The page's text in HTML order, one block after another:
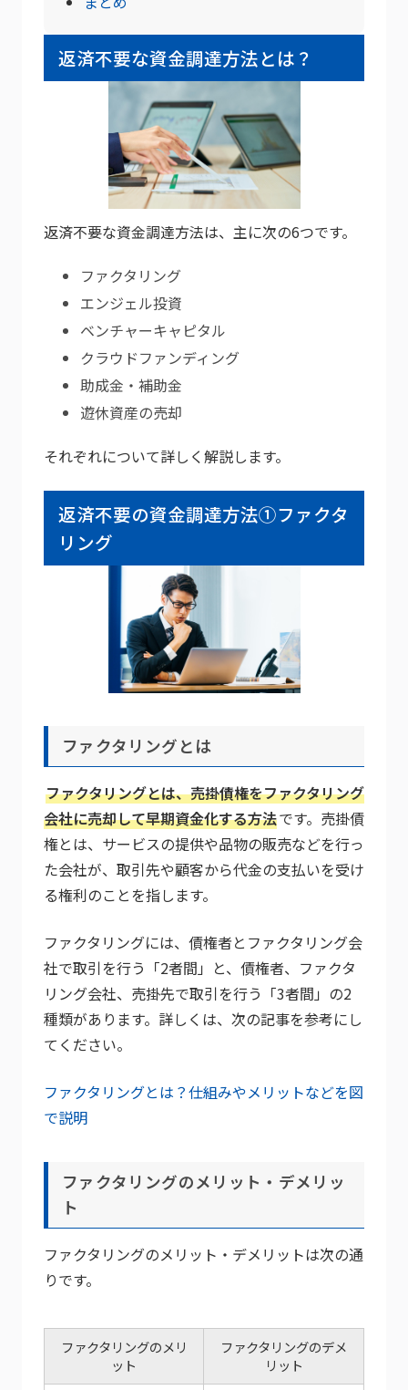
返済不要な資金調達方法とは？
返済不要な資金調達方法は、主に次の6つです。
ファクタリング
エンジェル投資
ベンチャーキャピタル
クラウドファンディング
助成金・補助金
遊休資産の売却
それぞれについて詳しく解説します。
返済不要の資金調達方法①ファクタ
リング
ファクタリングとは
ファクタリングとは、売掛債権をファクタリング
会社に売却して早期資金化する方法です。売掛債
権とは、サービスの提供や品物の販売などを行っ
た会社が、取引先や顧客から代金の支払いを受け
る権利のことを指します。
ファクタリングには、債権者とファクタリング会
社で取引を行う「2者間」と、債権者、ファクタ
リング会社、売掛先で取引を行う「3者間」の2
種類があります。詳しくは、次の記事を参考にし
てください。
ファクタリングとは？仕組みやメリットなどを図
で説明
ファクタリングのメリット・デメリッ
ト
ファクタリングのメリット・デメリットは次の通
りです。
ファクタリングのメリ
ット
ファクタリングのデメ
リット